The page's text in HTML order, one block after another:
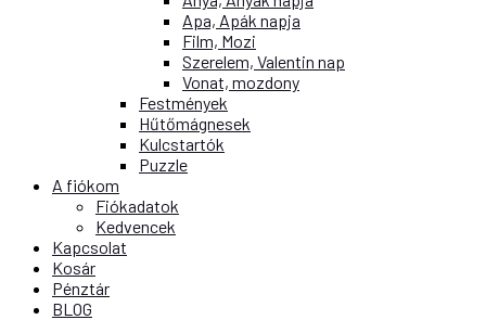
Apa, Apák napja
Film, Mozi
Szerelem, Valentin nap
Vonat, mozdony
Festmények
Hűtőmágnesek
Kulcstartók
Puzzle
A fiókom
Fiókadatok
Kedvencek
Kapcsolat
Kosár
Pénztár
BLOG